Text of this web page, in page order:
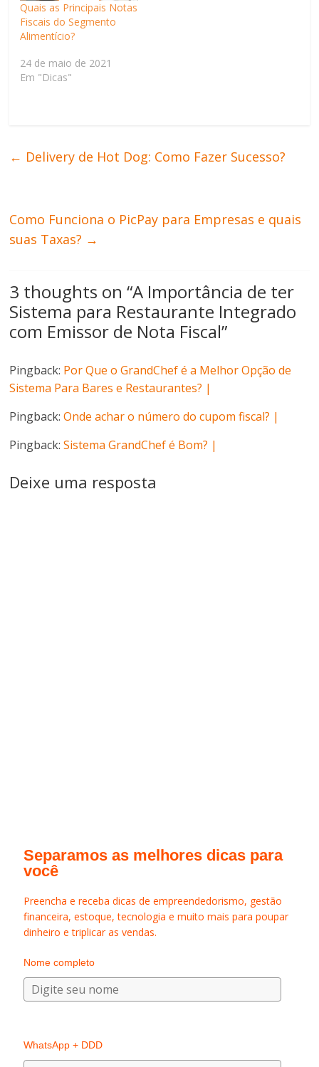
Quais as Principais Notas
Fiscais do Segmento
Alimentício?
24 de maio de 2021
Em "Dicas"
← Delivery de Hot Dog: Como Fazer Sucesso?
Como Funciona o PicPay para Empresas e quais
suas Taxas? →
3 thoughts on “A Importância de ter
Sistema para Restaurante Integrado
com Emissor de Nota Fiscal”
Pingback: Por Que o GrandChef é a Melhor Opção de
Sistema Para Bares e Restaurantes? |
Pingback:Onde achar o número do cupom fiscal? |
Pingback:Sistema GrandChef é Bom? |
Deixe uma resposta
Separamos as melhores dicas para
você
Preencha e receba dicas de empreendedorismo, gestão
financeira, estoque, tecnologia e muito mais para poupar
dinheiro e triplicar as vendas.
Nome completo
WhatsApp + DDD